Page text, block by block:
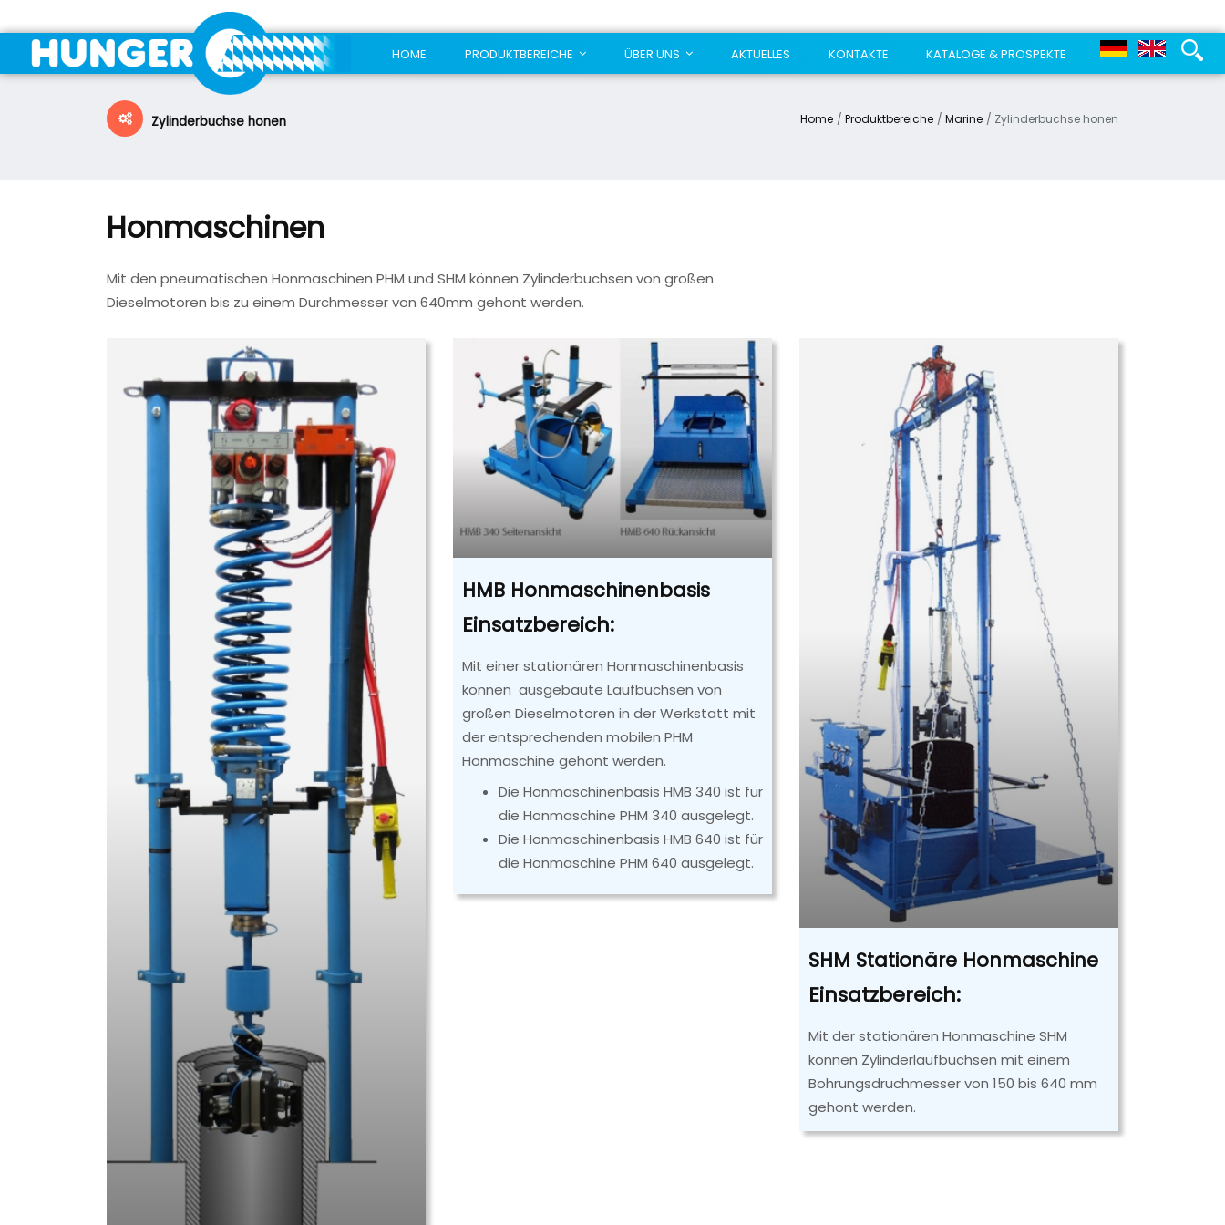
HOME PRODUKTBEREICHE ÜBER UNS AKTUELLES KONTAKTE KATALOGE & PROSPEKTE
Zylinderbuchse honen Home Produktbereiche Marine Zylinderbuchse honen
Honmaschinen
Mit den pneumatischen Honmaschinen PHM und SHM können Zylinderbuchsen von großen
Dieselmotoren bis zu einem Durchmesser von 640mm gehont werden.
HMB Honmaschinenbasis
Einsatzbereich:
Mit einer stationären Honmaschinenbasis
können ausgebaute Laufbuchsen von
großen Dieselmotoren in der Werkstatt mit
der entsprechenden mobilen PHM
Honmaschine gehont werden.
Die Honmaschinenbasis HMB 340 ist für
die Honmaschine PHM 340 ausgelegt.
Die Honmaschinenbasis HMB 640 ist für
die Honmaschine PHM 640 ausgelegt.
SHM Stationäre Honmaschine
Einsatzbereich:
Mit der stationären Honmaschine SHM
können Zylinderlaufbuchsen mit einem
Bohrungsdruchmesser von 150 bis 640 mm
gehont werden.